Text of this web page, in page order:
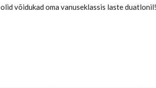
olid võidukad oma vanuseklassis laste duatlonil!